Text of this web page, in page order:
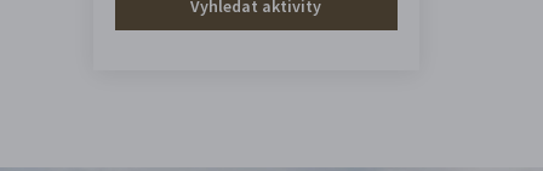
Vyhledat aktivity